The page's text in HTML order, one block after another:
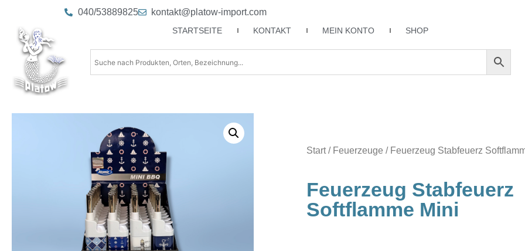
040/53889825 kontakt@platow-import.com
STARTSEITE KONTAKT MEIN KONTO SHOP
Start/ Feuerzeuge / Feuerzeug Stabfeuerz
Feuerzeug Stabfeuerz
Softflamme Mini